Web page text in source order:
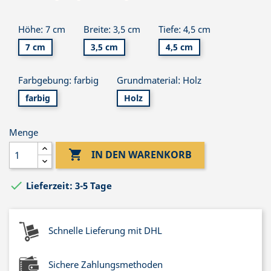
Höhe: 7 cm
7 cm
Breite: 3,5 cm
3,5 cm
Tiefe: 4,5 cm
4,5 cm
Farbgebung: farbig
farbig
Grundmaterial: Holz
Holz
Menge
 IN DEN WARENKORB
 Lieferzeit: 3-5 Tage
Schnelle Lieferung mit DHL
Sichere Zahlungsmethoden